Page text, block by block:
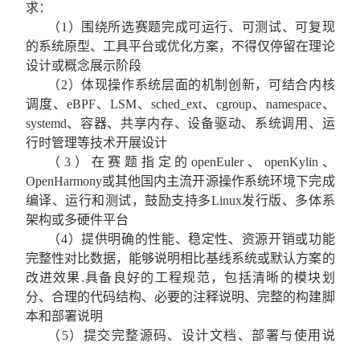
求：
（1 ）围绕所选赛题完成可运行、可测试、可复现
的系统原型、工具平台或优化方案，不得仅停留在理论
设计或概念展示阶段
（2）体现操作系统层面的机制创新，可结合内核
调度、 eBPF、 LSM、 sched_ext、 cgroup、 namespace、
systemd、容器、共享内存、设备驱动、系统调用、运
行时管理等技术开展设计
（3 ）在赛题指定的openEuler、 openKylin 、
OpenHarmony或其他国内主流开源操作系统环境下完成
编译、运行和测试，鼓励支持多Linux发行版、多体系
架构或多硬件平台
（4）提供明确的性能、稳定性、资源开销或功能
完整性对比数据，能够说明相比基线系统或默认方案的
改进效果 .具备良好的工程规范，包括清晰的模块划
分、合理的代码结构、必要的注释说明、完整的构建脚
本和部署说明
（ 5）提交完整源码、设计文档、部署与使用说